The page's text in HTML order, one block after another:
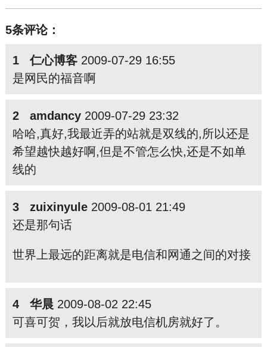
5条评论：
1 仁心博客2009-07-29 16:55
是网民的福音啊
2 amdancy2009-07-29 23:32
哈哈,真好,我最近弄的站就是双线的,所以还是
希望越快越好啊,但是不管怎么快,还是不如单
线的
3 zuixinyule2009-08-01 21:49
还是那句话
世界上最远的距离就是电信和网通之间的对接
4 华晨 2009-08-02 22:45
可喜可贺，我以后就放电信机房就好了。